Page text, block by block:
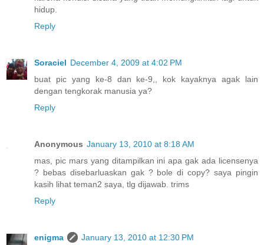
hidup.
Reply
Soraciel December 4, 2009 at 4:02 PM
buat pic yang ke-8 dan ke-9,, kok kayaknya agak lain
dengan tengkorak manusia ya?
Reply
Anonymous January 13, 2010 at 8:18 AM
mas, pic mars yang ditampilkan ini apa gak ada licensenya
? bebas disebarluaskan gak ? bole di copy? saya pingin
kasih lihat teman2 saya, tlg dijawab. trims
Reply
enigma
January 13, 2010 at 12:30 PM